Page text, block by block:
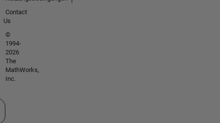
Contact
Us
©
1994-
2026
The
MathWorks,
Inc.